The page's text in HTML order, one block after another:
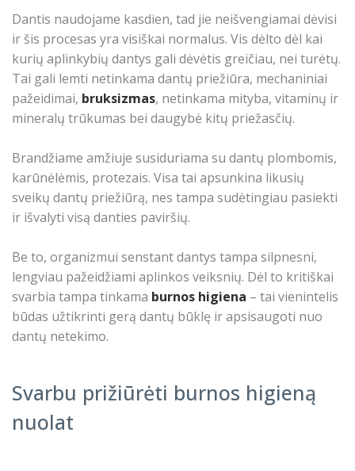
Dantis naudojame kasdien, tad jie neišvengiamai dėvisi
ir šis procesas yra visiškai normalus. Vis dėlto dėl kai
kurių aplinkybių dantys gali dėvėtis greičiau, nei turėtų.
Tai gali lemti netinkama dantų priežiūra, mechaniniai
pažeidimai, bruksizmas, netinkama mityba, vitaminų ir
mineralų trūkumas bei daugybė kitų priežasčių.
Brandžiame amžiuje susiduriama su dantų plombomis,
karūnėlėmis, protezais. Visa tai apsunkina likusių
sveikų dantų priežiūrą, nes tampa sudėtingiau pasiekti
ir išvalyti visą danties paviršių.
Be to, organizmui senstant dantys tampa silpnesni,
lengviau pažeidžiami aplinkos veiksnių. Dėl to kritiškai
svarbia tampa tinkama burnos higiena – tai vienintelis
būdas užtikrinti gerą dantų būklę ir apsisaugoti nuo
dantų netekimo.
Svarbu prižiūrėti burnos higieną
nuolat